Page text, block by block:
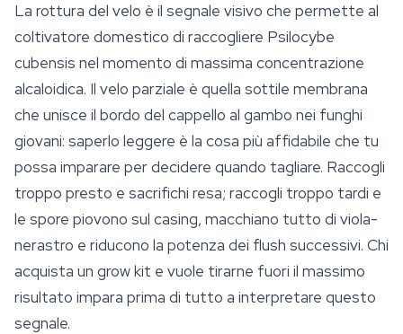
La rottura del velo è il segnale visivo che permette al
coltivatore domestico di raccogliere Psilocybe
cubensis nel momento di massima concentrazione
alcaloidica. Il velo parziale è quella sottile membrana
che unisce il bordo del cappello al gambo nei funghi
giovani: saperlo leggere è la cosa più affidabile che tu
possa imparare per decidere quando tagliare. Raccogli
troppo presto e sacrifichi resa; raccogli troppo tardi e
le spore piovono sul casing, macchiano tutto di viola-
nerastro e riducono la potenza dei flush successivi. Chi
acquista un grow kit e vuole tirarne fuori il massimo
risultato impara prima di tutto a interpretare questo
segnale.